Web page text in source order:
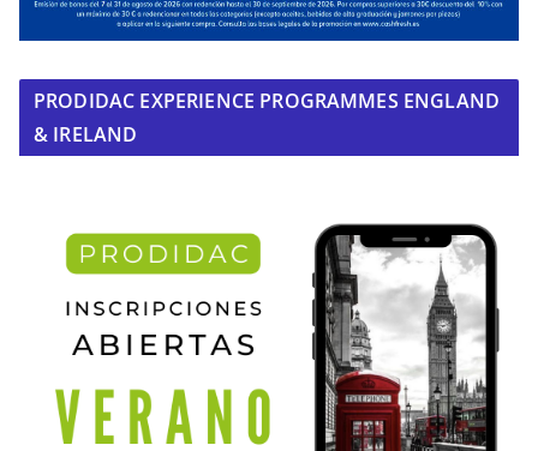
PRODIDAC EXPERIENCE PROGRAMMES ENGLAND
& IRELAND